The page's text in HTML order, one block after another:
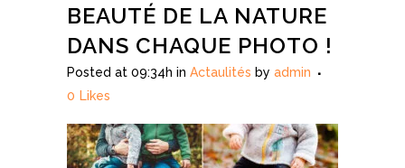
BEAUTÉ DE LA NATURE
DANS CHAQUE PHOTO !
Posted at 09:34h in Actaulités by admin
0 Likes